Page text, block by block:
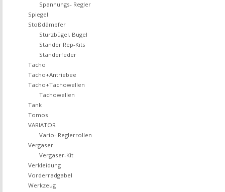
Spannungs- Regler
Spiegel
Stoßdämpfer
Sturzbügel, Bügel
Ständer Rep-Kits
Ständerfeder
Tacho
Tacho+Antriebee
Tacho+Tachowellen
Tachowellen
Tank
Tomos
VARIATOR
Vario- Reglerrollen
Vergaser
Vergaser-Kit
Verkleidung
Vorderradgabel
Werkzeug